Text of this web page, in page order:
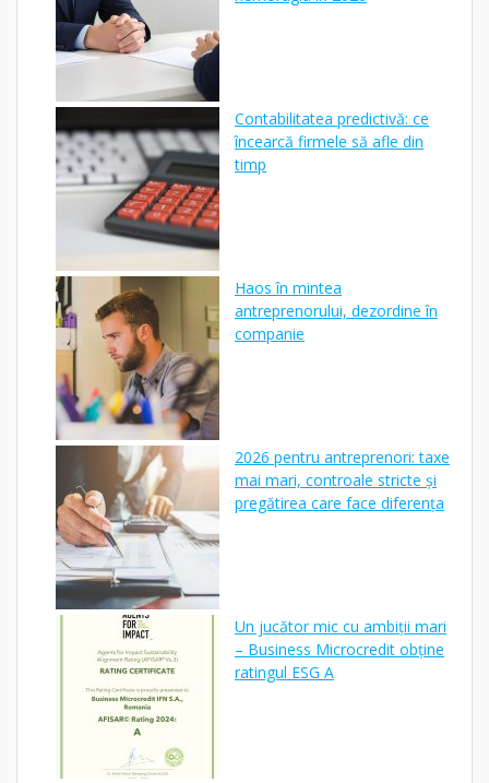
Contabilitatea predictivă: ce
încearcă firmele să afle din
timp
Haos în mintea
antreprenorului, dezordine în
companie
2026 pentru antreprenori: taxe
mai mari, controale stricte și
pregătirea care face diferența
Un jucător mic cu ambiții mari
– Business Microcredit obține
ratingul ESG A